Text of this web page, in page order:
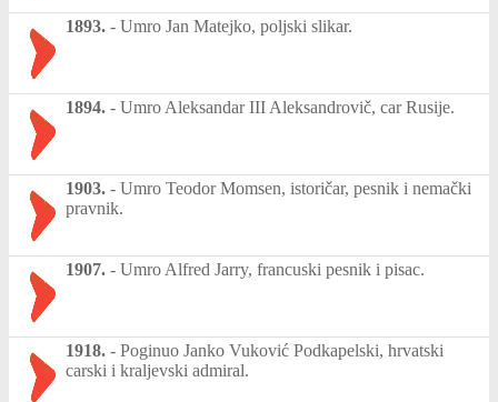
1893. - Umro Jan Matejko, poljski slikar.
1894. - Umro Aleksandar III Aleksandrovič, car Rusije.
1903. - Umro Teodor Momsen, istoričar, pesnik i nemački
pravnik.
1907. - Umro Alfred Jarry, francuski pesnik i pisac.
1918. - Poginuo Janko Vuković Podkapelski, hrvatski
carski i kraljevski admiral.